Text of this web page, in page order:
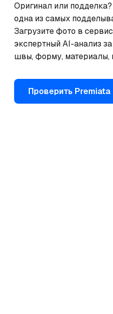
Оригинал или
одна из самых
Загрузите фото в
экспертный AI-анализ
швы, форму, материалы,
Проверить Premiata